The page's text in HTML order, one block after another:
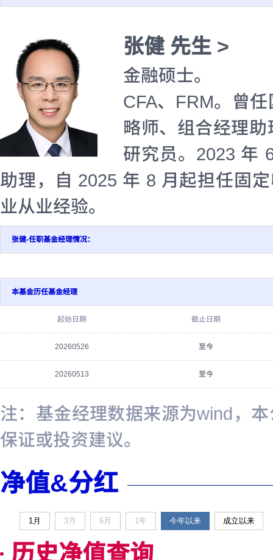
张健 先生 >
金融硕士。
CFA、FRM。曾
略师、组合经理
研究员。2023 年
助理，自 2025 年 8 月起担任固
业从业经验。
张健-任职基金经理情况：
本基金历任基金经理
起始日期 截止日期
20260526 至今
20260513 至今
注：基金经理数据来源为wind，
保证或投资建议。
净值&分红
1月 3月 6月 1年 今年以来 成立以来
历史净值查询